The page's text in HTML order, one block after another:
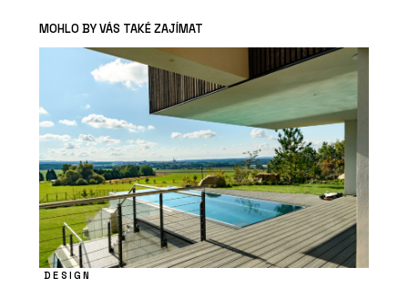
MOHLO BY VÁS TAKÉ ZAJÍMAT
DESIGN